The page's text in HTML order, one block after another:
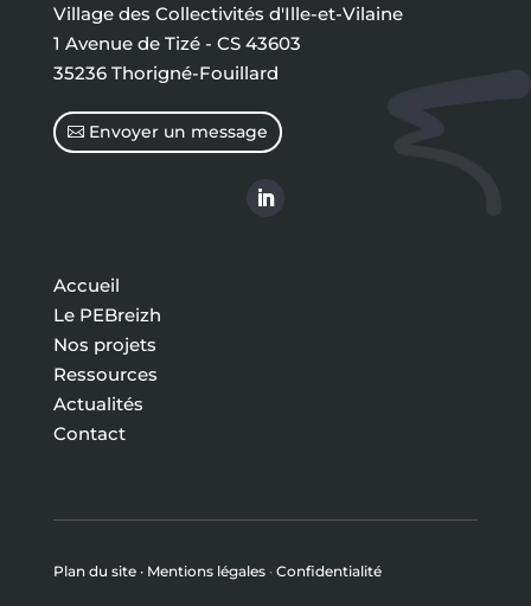
Village des Collectivités d'Ille-et-Vilaine
1 Avenue de Tizé - CS 43603
35236 Thorigné-Fouillard
Envoyer un message
Accueil
Le PEBreizh
Nos projets
Ressources
Actualités
Contact
Plan du site · Mentions légales· Confidentialité